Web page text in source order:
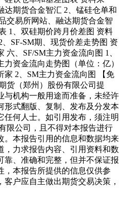
达期货合金智汇 2、锰硅仓单和
交易所网站、融达期货合金智
1、双硅期价跨月价差图 资料
SF-SM期、现货价差走势图 资
、SF/SM主力资金流向图 1、
力资金流向走势图（单位：亿）
家 2、SM主力资金流向图 【免
货（郑州）股份有限公司提
与机构一般用途而准备，未经许
形式翻版、复制、发布及分发本
任何人士。如引用发布，须注明
限公司，且不得对本报告进行
。本报告引用的信息和数据均来
，力求报告内容、引用资料和数
靠、准确和完整，但并不保证报
，本报告所提供的信息仅供参
户应自主做出期货交易决策，